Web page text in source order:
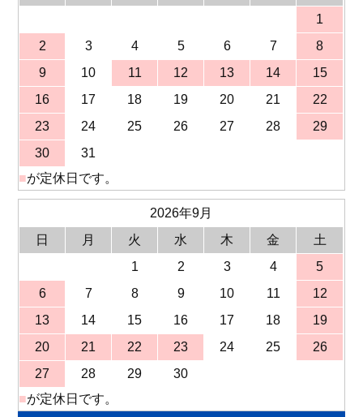
1
2
3 4 5 6 7
8
9
10 11 12 13 14
15
16
17 18 19 20 21
22
23
24 25 26 27 28
29
30
31
■が定休日です。
2026年9月
日
月 火 水 木 金
土
1
2 3 4
5
6
7 8 9 10 11
12
13
14 15 16 17 18
19
20
21 22 23 24 25
26
27
28 29
30
■が定休日です。